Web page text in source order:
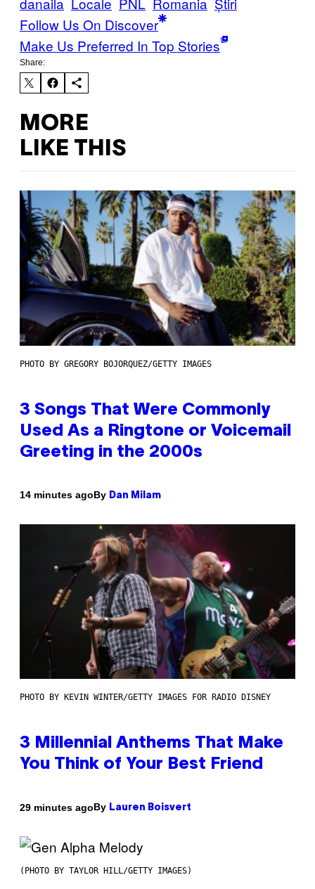
Follow Us On Discover
Make Us Preferred In Top Stories
Share:
MORE
LIKE THIS
PHOTO BY GREGORY BOJORQUEZ/GETTY IMAGES
3 Songs That Were Commonly
Used As a Ringtone or Voicemail
Greeting in the 2000s
14 minutes agoBy Dan Milam
PHOTO BY KEVIN WINTER/GETTY IMAGES FOR RADIO DISNEY
3 Millennial Anthems That Make
You Think of Your Best Friend
29 minutes agoBy Lauren Boisvert
(PHOTO BY TAYLOR HILL/GETTY IMAGES)